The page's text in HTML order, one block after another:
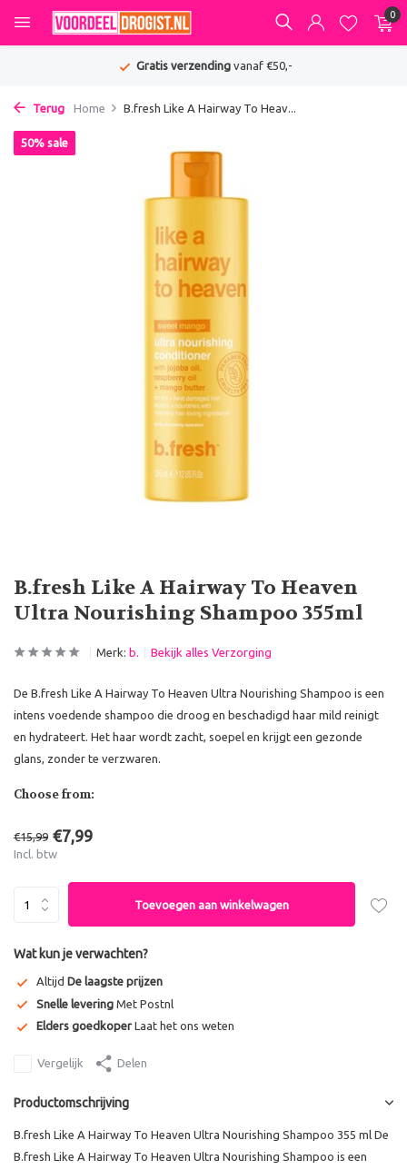
0
Gratis verzendingvanaf €50,-
Terug Home B.fresh Like A Hairway To Heav...
B.fresh Like A Hairway To Heaven
Ultra Nourishing Shampoo 355ml
50% sale
Merk: b. Bekijk alles Verzorging
De B.fresh Like A Hairway To Heaven Ultra Nourishing Shampoo is een
intens voedende shampoo die droog en beschadigd haar mild reinigt
en hydrateert. Het haar wordt zacht, soepel en krijgt een gezonde
glans, zonder te verzwaren.
Choose from:
€15,99 €7,99
Incl. btw
Toevoegen aan winkelwagen
Wat kun je verwachten?
Altijd De laagste prijzen
Snelle levering Met Postnl
Elders goedkoper Laat het ons weten
Vergelijk Delen
Productomschrijving
B.fresh Like A Hairway To Heaven Ultra Nourishing Shampoo 355 ml De
B.fresh Like A Hairway To Heaven Ultra Nourishing Shampoo is een